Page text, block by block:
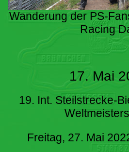
Wanderung der PS-
Racing
17. Mai
19. Int. Steilstrecke-
Freitag, 27. Mai